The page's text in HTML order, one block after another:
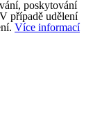
poskytování
případě udělení
Více informací